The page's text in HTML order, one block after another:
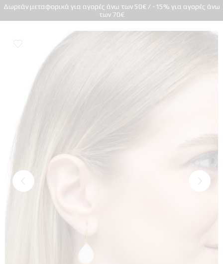
Δωρεάν μεταφορικά για αγορές άνω των 50€ / -15% για αγορές άνω
των 70€